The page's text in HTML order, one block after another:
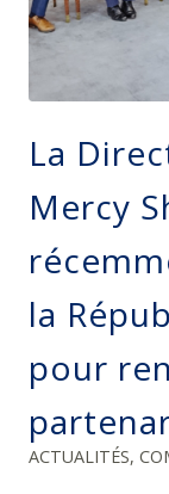
La
Mercy
la
pour
ACTUALITÉS,